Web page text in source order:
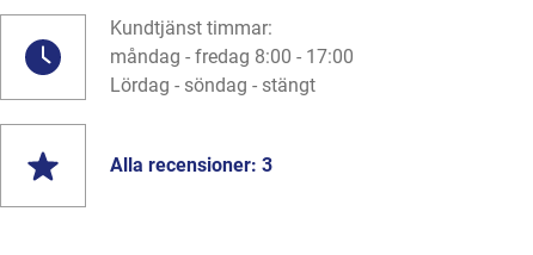
Kundtjänst timmar:
måndag - fredag 8:00 - 17:00
Lördag - söndag - stängt
Alla recensioner: 3